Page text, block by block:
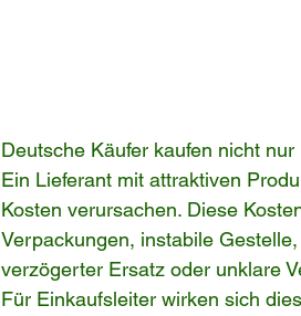
Deutsche Käufer kaufen nicht
Ein Lieferant mit attraktiven
Kosten verursachen. Diese
Verpackungen, instabile
verzögerter Ersatz oder unklare
Für Einkaufsleiter wirken sich